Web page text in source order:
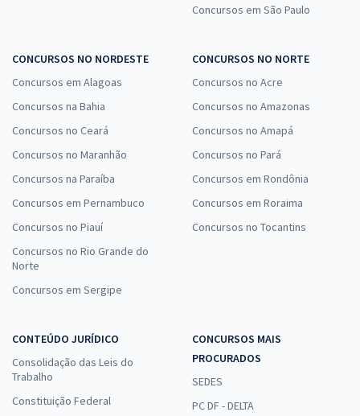
Concursos em São Paulo
CONCURSOS NO NORDESTE
Concursos em Alagoas
Concursos na Bahia
Concursos no Ceará
Concursos no Maranhão
Concursos na Paraíba
Concursos em Pernambuco
Concursos no Piauí
Concursos no Rio Grande do
Norte
Concursos em Sergipe
CONCURSOS NO NORTE
Concursos no Acre
Concursos no Amazonas
Concursos no Amapá
Concursos no Pará
Concursos em Rondônia
Concursos em Roraima
Concursos no Tocantins
CONTEÚDO JURÍDICO
Consolidação das Leis do
Trabalho
Constituição Federal
CONCURSOS MAIS
PROCURADOS
SEDES
PC DF - DELTA